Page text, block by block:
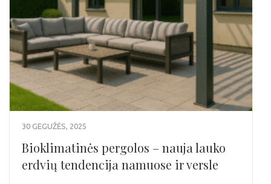
30 GEGUŽĖS, 2025
Bioklimatinės pergolos – nauja lauko
erdvių tendencija namuose ir versle